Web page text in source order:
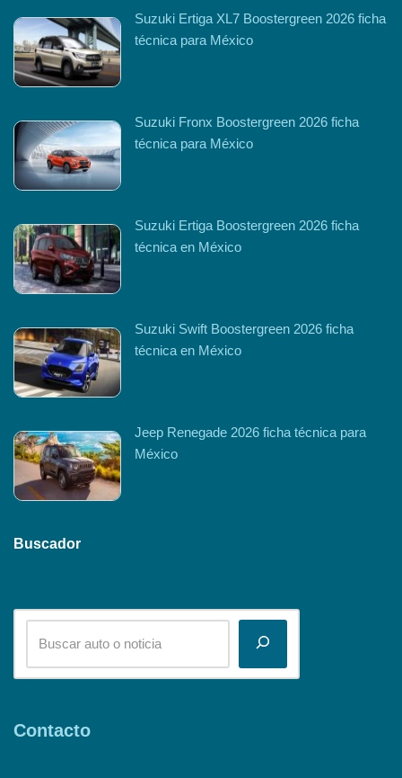
Suzuki Ertiga XL7 Boostergreen 2026 ficha
técnica para México
Suzuki Fronx Boostergreen 2026 ficha
técnica para México
Suzuki Ertiga Boostergreen 2026 ficha
técnica en México
Suzuki Swift Boostergreen 2026 ficha
técnica en México
Jeep Renegade 2026 ficha técnica para
México
Buscador
Contacto